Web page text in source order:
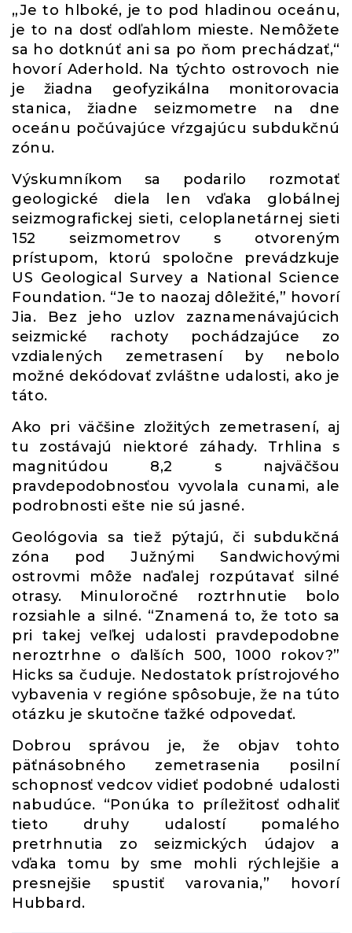
„Je to hlboké, je to pod hladinou oceánu,
je to na dosť odľahlom mieste. Nemôžete
sa ho dotknúť ani sa po ňom prechádzať,“
hovorí Aderhold. Na týchto ostrovoch nie
je žiadna geofyzikálna monitorovacia
stanica, žiadne seizmometre na dne
oceánu počúvajúce vŕzgajúcu subdukčnú
zónu.
Výskumníkom sa podarilo rozmotať
geologické diela len vďaka globálnej
seizmografickej sieti, celoplanetárnej sieti
152 seizmometrov s otvoreným
prístupom, ktorú spoločne prevádzkuje
US Geological Survey a National Science
Foundation. “Je to naozaj dôležité,” hovorí
Jia. Bez jeho uzlov zaznamenávajúcich
seizmické rachoty pochádzajúce zo
vzdialených zemetrasení by nebolo
možné dekódovať zvláštne udalosti, ako je
táto.
Ako pri väčšine zložitých zemetrasení, aj
tu zostávajú niektoré záhady. Trhlina s
magnitúdou 8,2 s najväčšou
pravdepodobnosťou vyvolala cunami, ale
podrobnosti ešte nie sú jasné.
Geológovia sa tiež pýtajú, či subdukčná
zóna pod Južnými Sandwichovými
ostrovmi môže naďalej rozpútavať silné
otrasy. Minuloročné roztrhnutie bolo
rozsiahle a silné. “Znamená to, že toto sa
pri takej veľkej udalosti pravdepodobne
neroztrhne o ďalších 500, 1000 rokov?”
Hicks sa čuduje. Nedostatok prístrojového
vybavenia v regióne spôsobuje, že na túto
otázku je skutočne ťažké odpovedať.
Dobrou správou je, že objav tohto
päťnásobného zemetrasenia posilní
schopnosť vedcov vidieť podobné udalosti
nabudúce. “Ponúka to príležitosť odhaliť
tieto druhy udalostí pomalého
pretrhnutia zo seizmických údajov a
vďaka tomu by sme mohli rýchlejšie a
presnejšie spustiť varovania,” hovorí
Hubbard.